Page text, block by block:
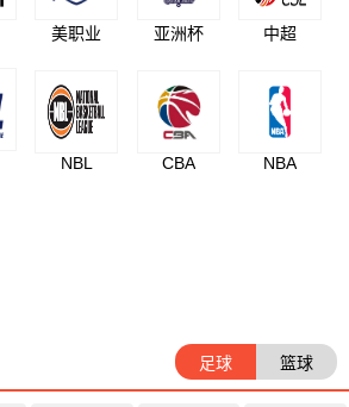
美职业 亚洲杯 中超
NBL CBA NBA
足球 篮球